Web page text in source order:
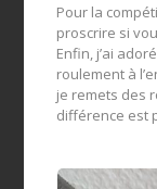
Pour la
proscrire si
Enfin, j’ai
roulement à
je remets des
différence est